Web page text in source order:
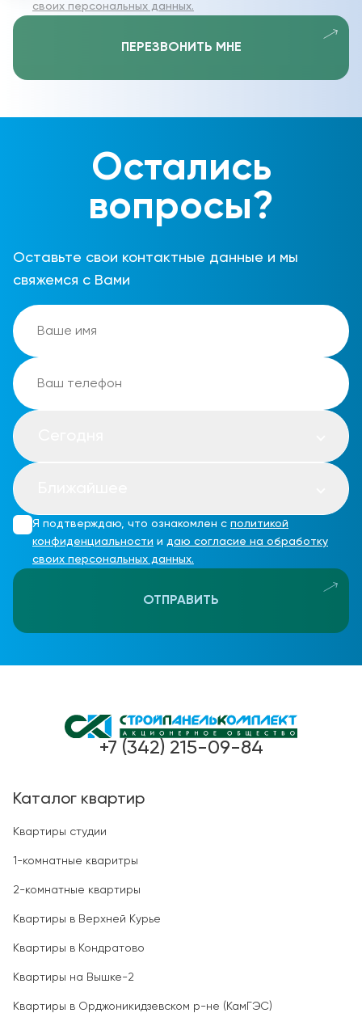
своих персональных данных.
ПЕРЕЗВОНИТЬ МНЕ
Остались
вопросы?
Оставьте свои контактные данные и мы
свяжемся с Вами
Я подтверждаю, что ознакомлен с политикой
конфиденциальности и даю согласие на обработку
своих персональных данных.
ОТПРАВИТЬ
+7 (342) 215-09-84
Каталог квартир
Квартиры студии
1-комнатные кваритры
2-комнатные квартиры
Квартиры в Верхней Курье
Квартиры в Кондратово
Квартиры на Вышке-2
Квартиры в Орджоникидзевском р-не (КамГЭС)